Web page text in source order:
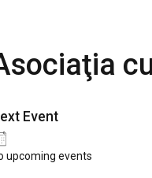
Event
upcoming events